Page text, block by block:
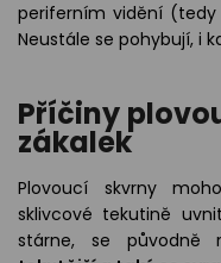
periferním vidění (tedy
Neustále se pohybují, i
Příčiny
zákalek
Plovoucí skvrny
sklivcové tekutině
stárne, se původně